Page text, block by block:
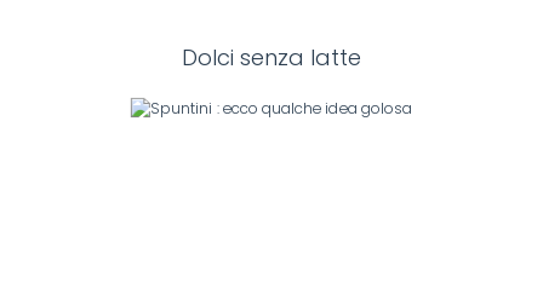
Dolci senza latte